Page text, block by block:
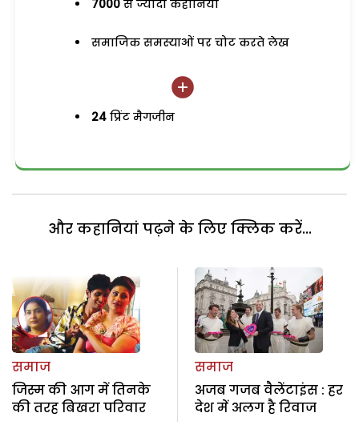
7000 से ज्यादा कहानियां
समाजिक समस्याओं पर चोट करते लेख
24 प्रिंट मैगजीन
और कहानियां पढ़ने के लिए क्लिक करें...
समाज
जिस्म की आग में तिनके
की तरह बिखरा परिवार
समाज
अजब गजब वैलेंटाइंस : हर
देश में अलग है रिवाज